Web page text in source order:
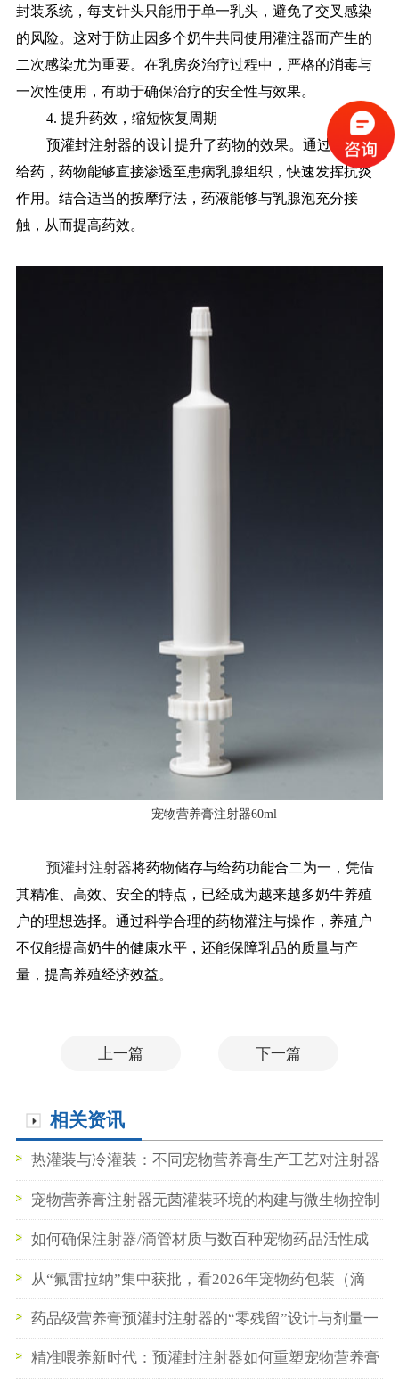
封装系统，每支针头只能用于单一乳头，避免了交叉感染
的风险。这对于防止因多个奶牛共同使用灌注器而产生的
二次感染尤为重要。在乳房炎治疗过程中，严格的消毒与
一次性使用，有助于确保治疗的安全性与效果。
4. 提升药效，缩短恢复周期
预灌封注射器的设计提升了药物的效果。通过精准的
给药，药物能够直接渗透至患病乳腺组织，快速发挥抗炎
作用。结合适当的按摩疗法，药液能够与乳腺泡充分接
触，从而提高药效。
宠物营养膏注射器60ml
预灌封注射器将药物储存与给药功能合二为一，凭借
其精准、高效、安全的特点，已经成为越来越多奶牛养殖
户的理想选择。通过科学合理的药物灌注与操作，养殖户
不仅能提高奶牛的健康水平，还能保障乳品的质量与产
量，提高养殖经济效益。
上一篇 下一篇
相关资讯
热灌装与冷灌装：不同宠物营养膏生产工艺对注射器
耐温性与密封性的不同要求
宠物营养膏注射器无菌灌装环境的构建与微生物控制
要点
如何确保注射器/滴管材质与数百种宠物药品活性成
分的长期稳定性？
从“氟雷拉纳”集中获批，看2026年宠物药包装（滴
管/注射器）的三大新需求
药品级营养膏预灌封注射器的“零残留”设计与剂量一
致性保障
精准喂养新时代：预灌封注射器如何重塑宠物营养膏